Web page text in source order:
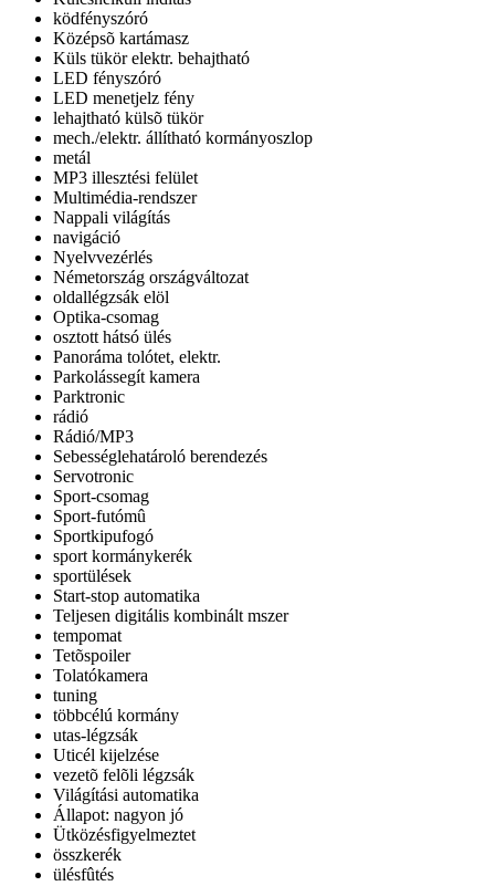
ködfényszóró
Középsõ kartámasz
Küls tükör elektr. behajtható
LED fényszóró
LED menetjelz fény
lehajtható külsõ tükör
mech./elektr. állítható kormányoszlop
metál
MP3 illesztési felület
Multimédia-rendszer
Nappali világítás
navigáció
Nyelvvezérlés
Németország országváltozat
oldallégzsák elöl
Optika-csomag
osztott hátsó ülés
Panoráma tolótet, elektr.
Parkolássegít kamera
Parktronic
rádió
Rádió/MP3
Sebességlehatároló berendezés
Servotronic
Sport-csomag
Sport-futómû
Sportkipufogó
sport kormánykerék
sportülések
Start-stop automatika
Teljesen digitális kombinált mszer
tempomat
Tetõspoiler
Tolatókamera
tuning
többcélú kormány
utas-légzsák
Uticél kijelzése
vezetõ felõli légzsák
Világítási automatika
Állapot: nagyon jó
Ütközésfigyelmeztet
összkerék
ülésfûtés